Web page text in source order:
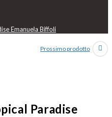
Emanuela Biffoli
Prossimo prodotto
Paradise